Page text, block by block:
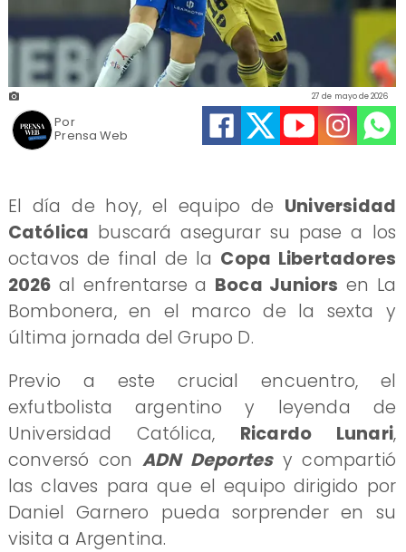
Prensa Web
27 de mayo de 2026
Por
El día de hoy, el equipo de Universidad
Católica buscará asegurar su pase a los
octavos de final de la Copa Libertadores
2026 al enfrentarse a Boca Juniors en La
Bombonera, en el marco de la sexta y
última jornada del Grupo D.
Previo a este crucial encuentro, el
exfutbolista argentino y leyenda de
Universidad Católica, Ricardo Lunari,
conversó con ADN Deportesy compartió
las claves para que el equipo dirigido por
Daniel Garnero pueda sorprender en su
visita a Argentina.